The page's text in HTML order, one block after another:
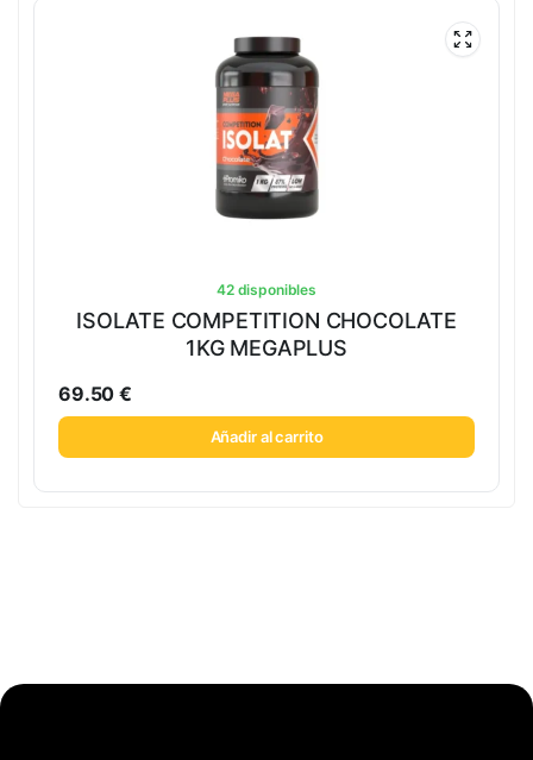
42 disponibles
ISOLATE COMPETITION CHOCOLATE
1KG MEGAPLUS
69.50€
Añadir al carrito